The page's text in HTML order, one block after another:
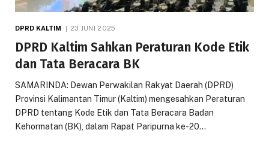
DPRD KALTIM 23 JUNI 2025
DPRD Kaltim Sahkan Peraturan Kode Etik
dan Tata Beracara BK
SAMARINDA: Dewan Perwakilan Rakyat Daerah (DPRD)
Provinsi Kalimantan Timur (Kaltim) mengesahkan Peraturan
DPRD tentang Kode Etik dan Tata Beracara Badan
Kehormatan (BK), dalam Rapat Paripurna ke-20…